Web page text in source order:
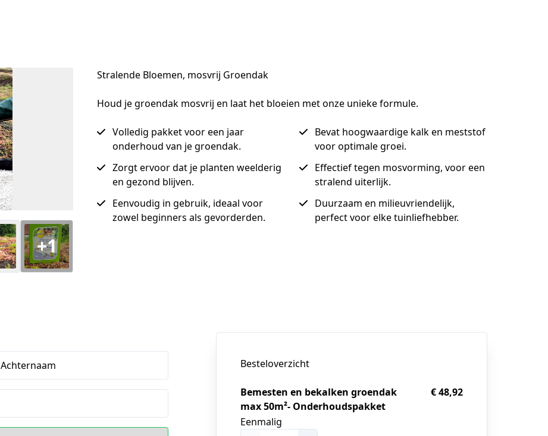
+1
Stralende Bloemen, mosvrij Groendak
Houd je groendak mosvrij en laat het bloeien met onze unieke formule.
Volledig pakket voor een jaar
onderhoud van je groendak.
Bevat hoogwaardige kalk en meststof
voor optimale groei.
Zorgt ervoor dat je planten weelderig
en gezond blijven.
Effectief tegen mosvorming, voor een
stralend uiterlijk.
Eenvoudig in gebruik, ideaal voor
zowel beginners als gevorderden.
Duurzaam en milieuvriendelijk,
perfect voor elke tuinliefhebber.
Achternaam Besteloverzicht
Bemesten en bekalken groendak
max 50m²- Onderhoudspakket
Eenmalig
€ 48,92